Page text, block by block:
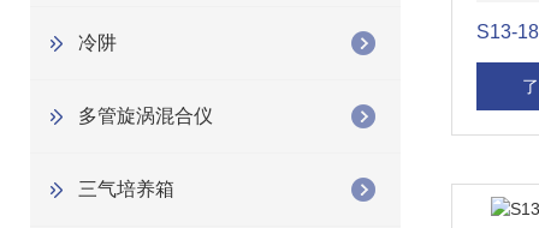
冷阱
多管旋涡混合仪
三气培养箱
S13-